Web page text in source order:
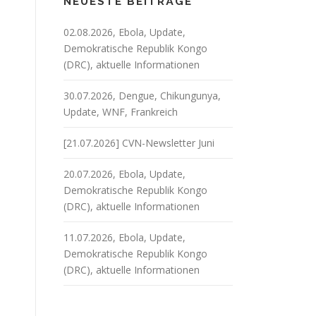
02.08.2026, Ebola, Update,
Demokratische Republik Kongo
(DRC), aktuelle Informationen
30.07.2026, Dengue, Chikungunya,
Update, WNF, Frankreich
[21.07.2026] CVN-Newsletter Juni
20.07.2026, Ebola, Update,
Demokratische Republik Kongo
(DRC), aktuelle Informationen
11.07.2026, Ebola, Update,
Demokratische Republik Kongo
(DRC), aktuelle Informationen